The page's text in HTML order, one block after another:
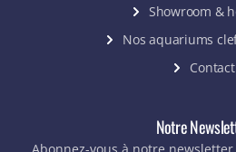
Showroom &
Nos aquariums
Contact
Notre
Abonnez-vous à notre